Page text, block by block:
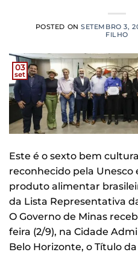
POSTED ONSETEMBRO 3,
FILHO
03
set
Este é o sexto bem
reconhecido pela Unesco
produto alimentar
da Lista Representativa
O Governo de Minas
feira (2/9), na Cidade
Belo Horizonte, o Título